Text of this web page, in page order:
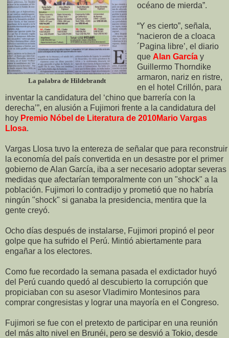
La palabra de Hildebrandt
océano de mierda”.
“Y es cierto”, señala,
“nacieron de a cloaca
´Pagina libre’, el diario
que Alan Garcíay
Guillermo Thorndike
armaron, nariz en ristre,
en el hotel Crillón, para
inventar la candidatura del ‘chino que barrería con la
derecha’”, en alusión a Fujimori frente a la candidatura del
hoy Premio Nóbel de Literatura de 2010Mario Vargas
Llosa.
Vargas Llosa tuvo la entereza de señalar que para reconstruir
la economía del país convertida en un desastre por el primer
gobierno de Alan García, iba a ser necesario adoptar severas
medidas que afectarían temporalmente con un "shock" a la
población. Fujimori lo contradijo y prometió que no habría
ningún "shock" si ganaba la presidencia, mentira que la
gente creyó.
Ocho días después de instalarse, Fujimori propinó el peor
golpe que ha sufrido el Perú. Mintió abiertamente para
engañar a los electores.
Como fue recordado la semana pasada el exdictador huyó
del Perú cuando quedó al descubierto la corrupción que
propiciaban con su asesor Vladimiro Montesinos para
comprar congresistas y lograr una mayoría en el Congreso.
Fujimori se fue con el pretexto de participar en una reunión
del más alto nivel en Brunéi, pero se desvió a Tokio, desde